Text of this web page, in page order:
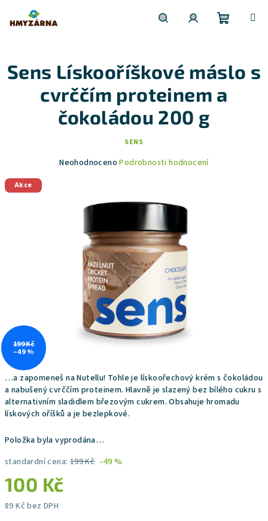
obsah
košík
…a zapomeneš na Nutellu! Tohle je lískoořechový krém s čokoládou
a nabušený cvrččím proteinem. Hlavně je slazený bez bílého cukru s
alternativním sladidlem březovým cukrem. Obsahuje hromadu
lískových oříšků a je bezlepkové.
Položka byla vyprodána…
standardní cena: 199 Kč –49 %
100 Kč
89 Kč bez DPH
Sens Lískooříškové máslo s
cvrččím proteinem a
čokoládou 200 g
SENS
produktu
Neohodnoceno Podrobnosti hodnocení
Akce
199 Kč
–49 %